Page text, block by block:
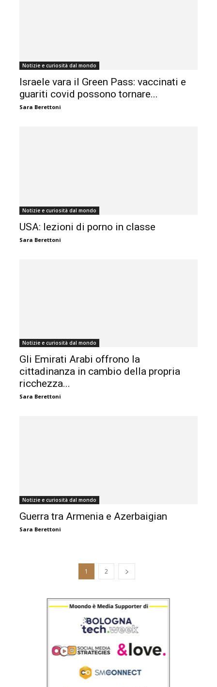
Notizie e curiosità dal mondo
Israele vara il Green Pass: vaccinati e
guariti covid possono tornare...
Sara Berettoni
Notizie e curiosità dal mondo
USA: lezioni di porno in classe
Sara Berettoni
Notizie e curiosità dal mondo
Gli Emirati Arabi offrono la
cittadinanza in cambio della propria
ricchezza...
Sara Berettoni
Notizie e curiosità dal mondo
Guerra tra Armenia e Azerbaigian
Sara Berettoni
1 2